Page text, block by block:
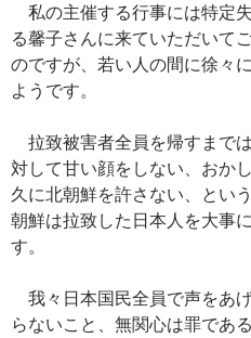
私の主催する行事には特定
る馨子さんに来ていただいて
のですが、若い人の間に徐々
ようです。
拉致被害者全員を帰すまで
対して甘い顔をしない、おか
久に北朝鮮を許さない、とい
朝鮮は拉致した日本人を大事
す。
我々日本国民全員で声をあ
らないこと、無関心は罪であ